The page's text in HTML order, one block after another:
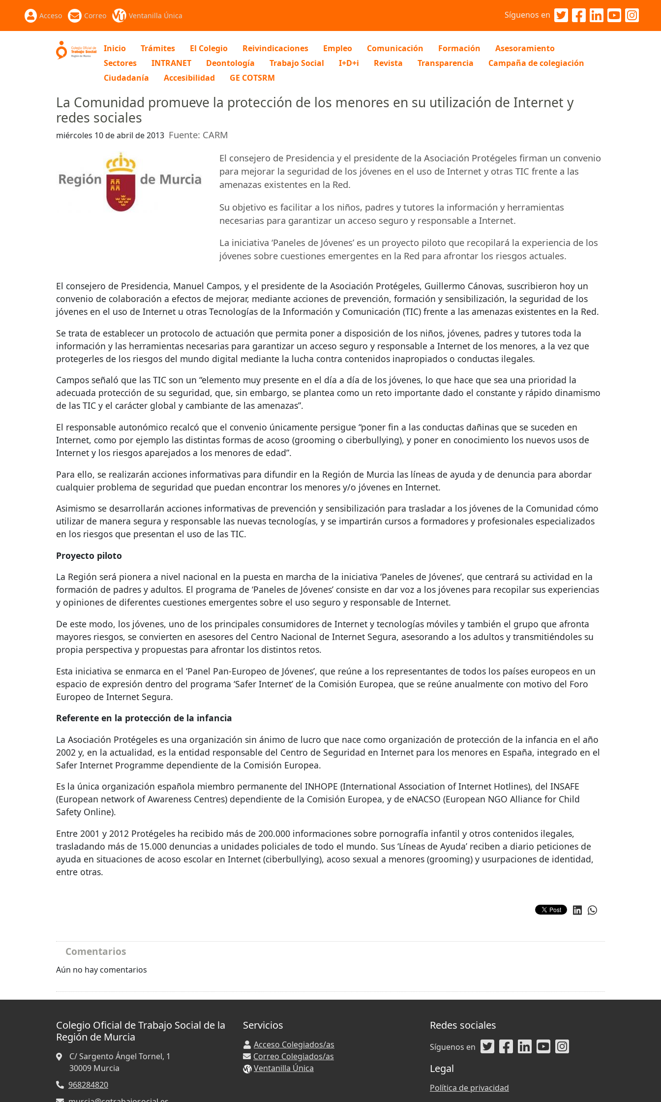
Acceso Correo Ventanilla Única Síguenos en
Inicio Trámites El Colegio Reivindicaciones Empleo Comunicación Formación
Asesoramiento
Sectores
INTRANET Deontología Trabajo Social I+D+i Revista Transparencia
Campaña de colegiación
Ciudadanía
Accesibilidad GE COTSRM
La Comunidad promueve la protección de los menores en su utilización de Internet y
redes sociales
miércoles 10 de abril de 2013 Fuente: CARM
El consejero de Presidencia y el presidente de la Asociación Protégeles firman un convenio
para mejorar la seguridad de los jóvenes en el uso de Internet y otras TIC frente a las
amenazas existentes en la Red.
Su objetivo es facilitar a los niños, padres y tutores la información y herramientas
necesarias para garantizar un acceso seguro y responsable a Internet.
La iniciativa ‘Paneles de Jóvenes’ es un proyecto piloto que recopilará la experiencia de los
jóvenes sobre cuestiones emergentes en la Red para afrontar los riesgos actuales.
El consejero de Presidencia, Manuel Campos, y el presidente de la Asociación Protégeles, Guillermo Cánovas, suscribieron hoy un
convenio de colaboración a efectos de mejorar, mediante acciones de prevención, formación y sensibilización, la seguridad de los
jóvenes en el uso de Internet u otras Tecnologías de la Información y Comunicación (TIC) frente a las amenazas existentes en la Red.
Se trata de establecer un protocolo de actuación que permita poner a disposición de los niños, jóvenes, padres y tutores toda la
información y las herramientas necesarias para garantizar un acceso seguro y responsable a Internet de los menores, a la vez que
protegerles de los riesgos del mundo digital mediante la lucha contra contenidos inapropiados o conductas ilegales.
Campos señaló que las TIC son un “elemento muy presente en el día a día de los jóvenes, lo que hace que sea una prioridad la
adecuada protección de su seguridad, que, sin embargo, se plantea como un reto importante dado el constante y rápido dinamismo
de las TIC y el carácter global y cambiante de las amenazas”.
El responsable autonómico recalcó que el convenio únicamente persigue “poner fin a las conductas dañinas que se suceden en
Internet, como por ejemplo las distintas formas de acoso (grooming o ciberbullying), y poner en conocimiento los nuevos usos de
Internet y los riesgos aparejados a los menores de edad”.
Para ello, se realizarán acciones informativas para difundir en la Región de Murcia las líneas de ayuda y de denuncia para abordar
cualquier problema de seguridad que puedan encontrar los menores y/o jóvenes en Internet.
Asimismo se desarrollarán acciones informativas de prevención y sensibilización para trasladar a los jóvenes de la Comunidad cómo
utilizar de manera segura y responsable las nuevas tecnologías, y se impartirán cursos a formadores y profesionales especializados
en los riesgos que presentan el uso de las TIC.
Proyecto piloto
La Región será pionera a nivel nacional en la puesta en marcha de la iniciativa ‘Paneles de Jóvenes’, que centrará su actividad en la
formación de padres y adultos. El programa de ‘Paneles de Jóvenes’ consiste en dar voz a los jóvenes para recopilar sus experiencias
y opiniones de diferentes cuestiones emergentes sobre el uso seguro y responsable de Internet.
De este modo, los jóvenes, uno de los principales consumidores de Internet y tecnologías móviles y también el grupo que afronta
mayores riesgos, se convierten en asesores del Centro Nacional de Internet Segura, asesorando a los adultos y transmitiéndoles su
propia perspectiva y propuestas para afrontar los distintos retos.
Esta iniciativa se enmarca en el ‘Panel Pan-Europeo de Jóvenes’, que reúne a los representantes de todos los países europeos en un
espacio de expresión dentro del programa ‘Safer Internet’ de la Comisión Europea, que se reúne anualmente con motivo del Foro
Europeo de Internet Segura.
Referente en la protección de la infancia
La Asociación Protégeles es una organización sin ánimo de lucro que nace como organización de protección de la infancia en el año
2002 y, en la actualidad, es la entidad responsable del Centro de Seguridad en Internet para los menores en España, integrado en el
Safer Internet Programme dependiente de la Comisión Europea.
Es la única organización española miembro permanente del INHOPE (International Association of Internet Hotlines), del INSAFE
(European network of Awareness Centres) dependiente de la Comisión Europea, y de eNACSO (European NGO Alliance for Child
Safety Online).
Entre 2001 y 2012 Protégeles ha recibido más de 200.000 informaciones sobre pornografía infantil y otros contenidos ilegales,
trasladando más de 15.000 denuncias a unidades policiales de todo el mundo. Sus ‘Líneas de Ayuda’ reciben a diario peticiones de
ayuda en situaciones de acoso escolar en Internet (ciberbullying), acoso sexual a menores (grooming) y usurpaciones de identidad,
entre otras.
Comentarios
Aún no hay comentarios
Colegio Oficial de Trabajo Social de la
Región de Murcia
C/ Sargento Ángel Tornel, 1
30009 Murcia
968284820
Servicios
Acceso Colegiados/as
Correo Colegiados/as
Ventanilla Única
Redes sociales
Síguenos en
Legal
Política de privacidad